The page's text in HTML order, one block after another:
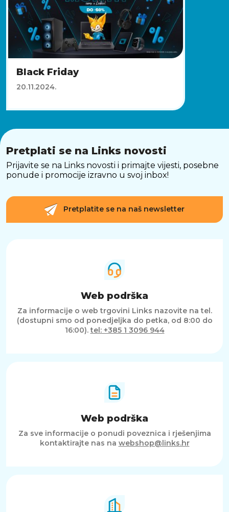
Black Friday
20.11.2024.
Pretplati se na Links novosti
Prijavite se na Links novosti i primajte vijesti, posebne
ponude i promocije izravno u svoj inbox!
Pretplatite se na naš newsletter
Web podrška
Za informacije o web trgovini Links nazovite na tel.
(dostupni smo od ponedjeljka do petka, od 8:00 do
16:00).tel: +385 1 3096 944
Web podrška
Za sve informacije o ponudi poveznica i rješenjima
kontaktirajte nas na webshop@links.hr